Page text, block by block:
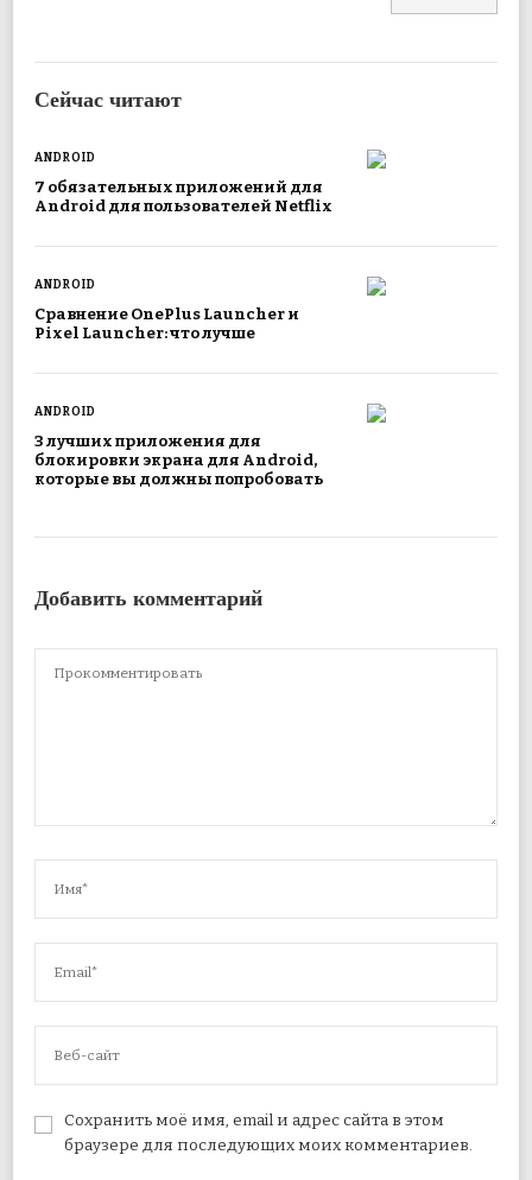
Сейчас читают
ANDROID
7 обязательных приложений для
Android для пользователей Netflix
ANDROID
Сравнение OnePlus Launcher и
Pixel Launcher: что лучше
ANDROID
3 лучших приложения для
блокировки экрана для Android,
которые вы должны попробовать
Добавить комментарий
Сохранить моё имя, email и адрес сайта в этом
браузере для последующих моих комментариев.